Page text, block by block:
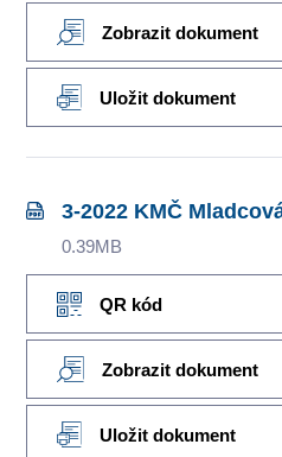
Zobrazit dokument
Uložit dokument
3-2022 KMČ
0.39MB
QR kód
Zobrazit dokument
Uložit dokument